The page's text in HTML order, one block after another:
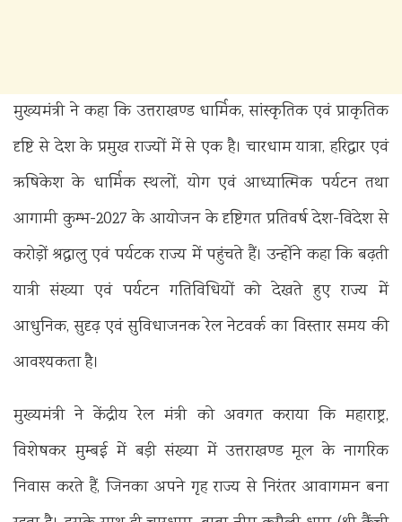
मुख्यमंत्री ने कहा कि उत्तराखण्ड धार्मिक, सांस्कृतिक एवं प्राकृतिक
दृष्टि से देश के प्रमुख राज्यों में से एक है। चारधाम यात्रा, हरिद्वार एवं
ऋषिकेश के धार्मिक स्थलों, योग एवं आध्यात्मिक पर्यटन तथा
आगामी कुम्भ-2027 के आयोजन के दृष्टिगत प्रतिवर्ष देश-विदेश से
करोड़ों श्रद्धालु एवं पर्यटक राज्य में पहुंचते हैं। उन्होंने कहा कि बढ़ती
यात्री संख्या एवं पर्यटन गतिविधियों को देखते हुए राज्य में
आधुनिक, सुदृढ़ एवं सुविधाजनक रेल नेटवर्क का विस्तार समय की
आवश्यकता है।
मुख्यमंत्री ने केंद्रीय रेल मंत्री को अवगत कराया कि महाराष्ट्र,
विशेषकर मुम्बई में बड़ी संख्या में उत्तराखण्ड मूल के नागरिक
निवास करते हैं, जिनका अपने गृह राज्य से निरंतर आवागमन बना